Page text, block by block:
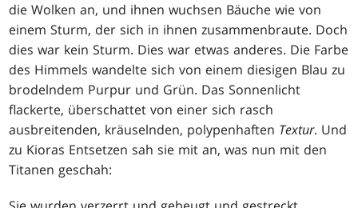
die Wolken an, und ihnen wuchsen Bäuche wie von
einem Sturm, der sich in ihnen zusammenbraute. Doch
dies war kein Sturm. Dies war etwas anderes. Die Farbe
des Himmels wandelte sich von einem diesigen Blau zu
brodelndem Purpur und Grün. Das Sonnenlicht
flackerte, überschattet von einer sich rasch
ausbreitenden, kräuselnden, polypenhaften Textur. Und
zu Kioras Entsetzen sah sie mit an, was nun mit den
Titanen geschah: